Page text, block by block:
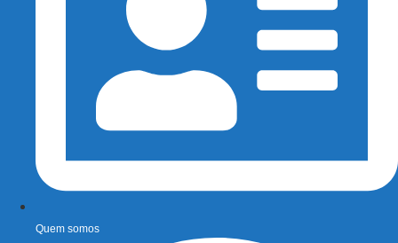
Quem somos